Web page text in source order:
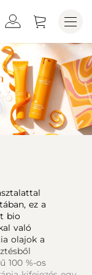
ez a
bio
való
olajok a
100 %-os